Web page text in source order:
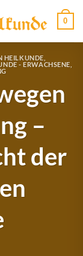
0
HEILKUNDE
- ERWACHSENE
–
der